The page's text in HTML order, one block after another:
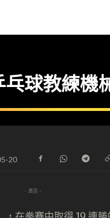
球教練機
20
- 廣告 -